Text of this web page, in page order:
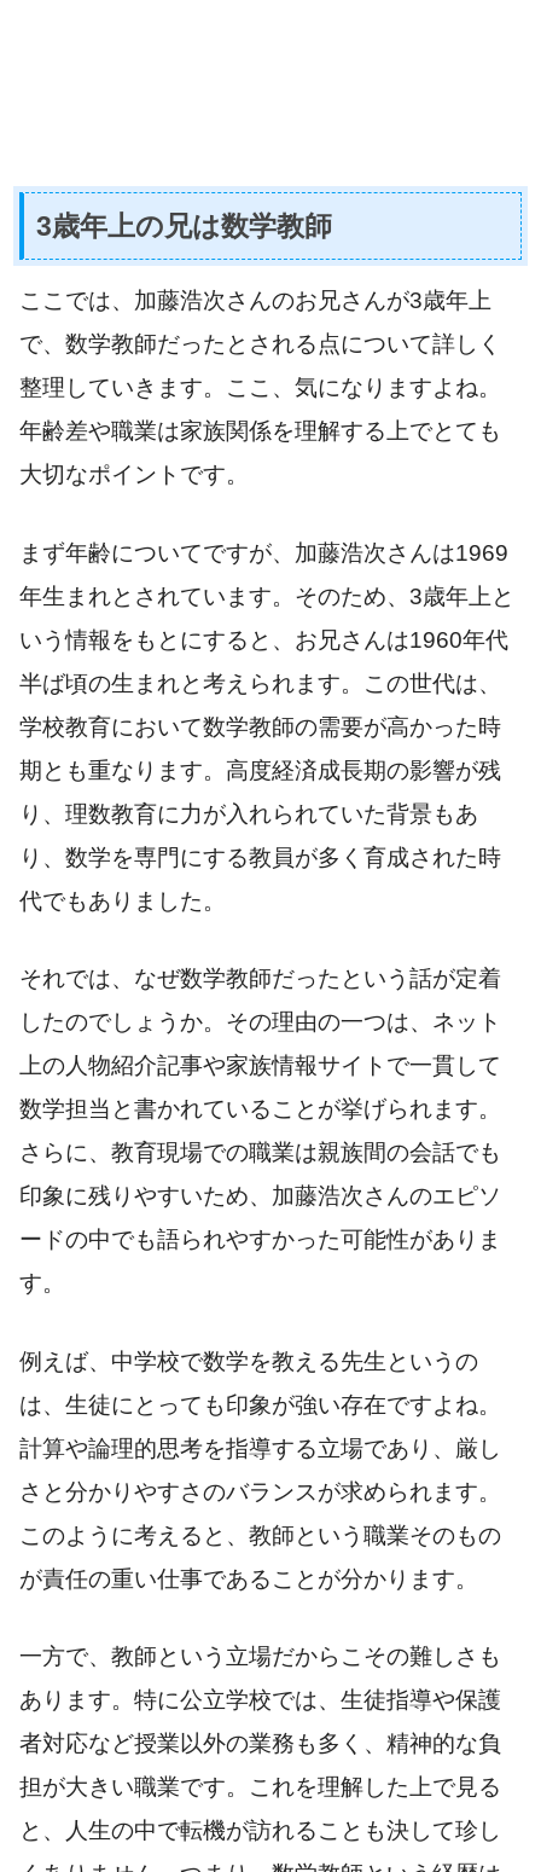
3歳年上の兄は数学教師
ここでは、加藤浩次さんのお兄さんが3歳年上
で、数学教師だったとされる点について詳しく
整理していきます。ここ、気になりますよね。
年齢差や職業は家族関係を理解する上でとても
大切なポイントです。
まず年齢についてですが、加藤浩次さんは1969
年生まれとされています。そのため、3歳年上と
いう情報をもとにすると、お兄さんは1960年代
半ば頃の生まれと考えられます。この世代は、
学校教育において数学教師の需要が高かった時
期とも重なります。高度経済成長期の影響が残
り、理数教育に力が入れられていた背景もあ
り、数学を専門にする教員が多く育成された時
代でもありました。
それでは、なぜ数学教師だったという話が定着
したのでしょうか。その理由の一つは、ネット
上の人物紹介記事や家族情報サイトで一貫して
数学担当と書かれていることが挙げられます。
さらに、教育現場での職業は親族間の会話でも
印象に残りやすいため、加藤浩次さんのエピソ
ードの中でも語られやすかった可能性がありま
す。
例えば、中学校で数学を教える先生というの
は、生徒にとっても印象が強い存在ですよね。
計算や論理的思考を指導する立場であり、厳し
さと分かりやすさのバランスが求められます。
このように考えると、教師という職業そのもの
が責任の重い仕事であることが分かります。
一方で、教師という立場だからこその難しさも
あります。特に公立学校では、生徒指導や保護
者対応など授業以外の業務も多く、精神的な負
担が大きい職業です。これを理解した上で見る
と、人生の中で転機が訪れることも決して珍し